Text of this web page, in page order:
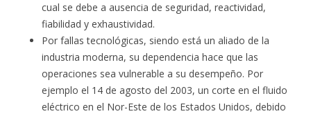
cual se debe a ausencia de seguridad, reactividad,
fiabilidad y exhaustividad.
Por fallas tecnológicas, siendo está un aliado de la
industria moderna, su dependencia hace que las
operaciones sea vulnerable a su desempeño. Por
ejemplo el 14 de agosto del 2003, un corte en el fluido
eléctrico en el Nor-Este de los Estados Unidos, debido